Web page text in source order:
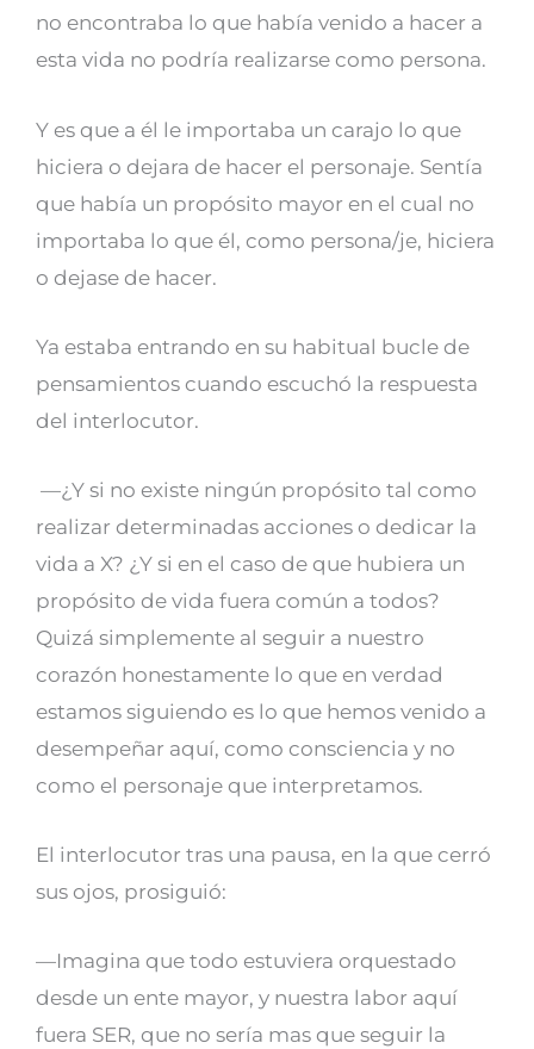
no encontraba lo que había venido a hacer a
esta vida no podría realizarse como persona.
Y es que a él le importaba un carajo lo que
hiciera o dejara de hacer el personaje. Sentía
que había un propósito mayor en el cual no
importaba lo que él, como persona/je, hiciera
o dejase de hacer.
Ya estaba entrando en su habitual bucle de
pensamientos cuando escuchó la respuesta
del interlocutor.
—¿Y si no existe ningún propósito tal como
realizar determinadas acciones o dedicar la
vida a X? ¿Y si en el caso de que hubiera un
propósito de vida fuera común a todos?
Quizá simplemente al seguir a nuestro
corazón honestamente lo que en verdad
estamos siguiendo es lo que hemos venido a
desempeñar aquí, como consciencia y no
como el personaje que interpretamos.
El interlocutor tras una pausa, en la que cerró
sus ojos, prosiguió:
—Imagina que todo estuviera orquestado
desde un ente mayor, y nuestra labor aquí
fuera SER, que no sería mas que seguir la